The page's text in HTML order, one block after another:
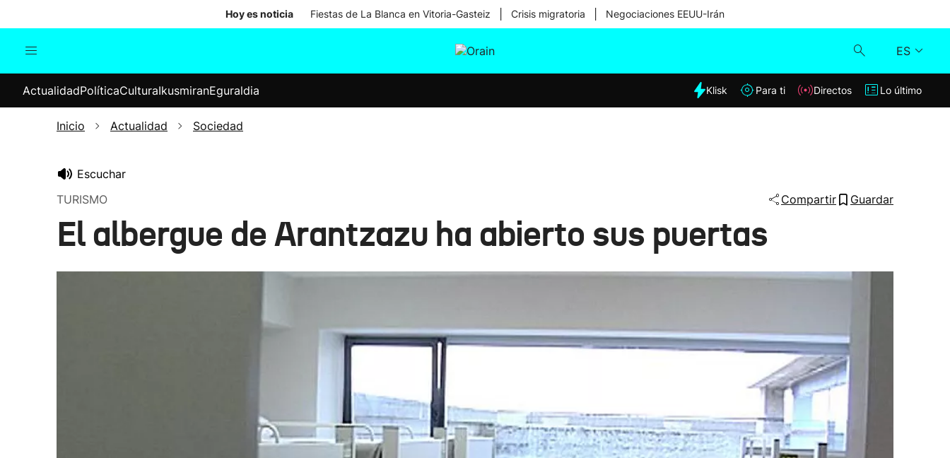
Hoy es noticia Fiestas de La Blanca en Vitoria-Gasteiz Crisis migratoria Negociaciones EEUU-Irán
ES
Internacional
Elecciones
Klisk
ActualidadPolíticaCulturaIkusmiranEguraldia Klisk Para ti Directos Lo último
Inicio Actualidad Sociedad
Escuchar
TURISMO
Compartir Guardar
El albergue de Arantzazu ha abierto sus puertas